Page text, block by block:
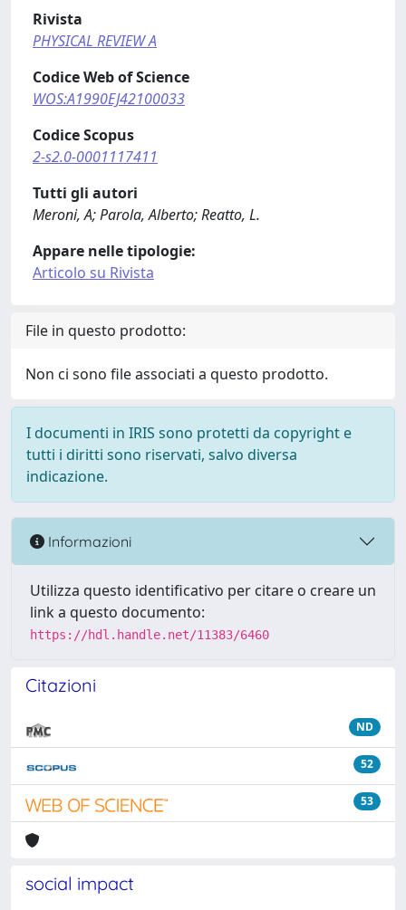
Rivista
PHYSICAL REVIEW A
Codice Web of Science
WOS:A1990EJ42100033
Codice Scopus
2-s2.0-0001117411
Tutti gli autori
Meroni, A; Parola, Alberto; Reatto, L.
Appare nelle tipologie:
Articolo su Rivista
File in questo prodotto:
Non ci sono file associati a questo prodotto.
I documenti in IRIS sono protetti da copyright e
tutti i diritti sono riservati, salvo diversa
indicazione.
Informazioni
Utilizza questo identificativo per citare o creare un
link a questo documento:
https://hdl.handle.net/11383/6460
Citazioni
ND
52
53
social impact